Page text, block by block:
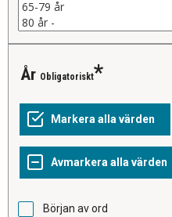
År Obligatoriskt
Början av ord